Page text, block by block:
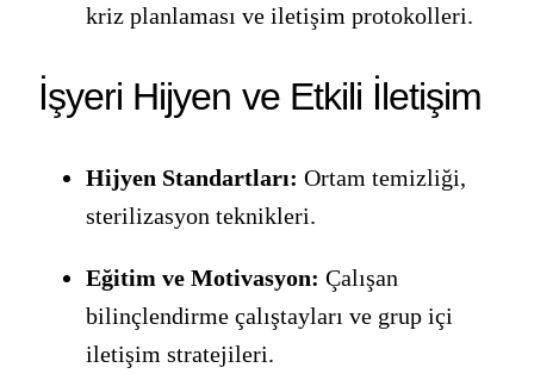
kriz planlaması ve iletişim protokolleri.
İşyeri Hijyen ve Etkili İletişim
Hijyen Standartları: Ortam temizliği,
sterilizasyon teknikleri.
Eğitim ve Motivasyon: Çalışan
bilinçlendirme çalıştayları ve grup içi
iletişim stratejileri.